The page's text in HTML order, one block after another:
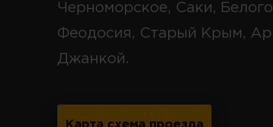
Черноморское, Саки,
Феодосия, Старый Крым,
Джанкой.
Карта схема проезда